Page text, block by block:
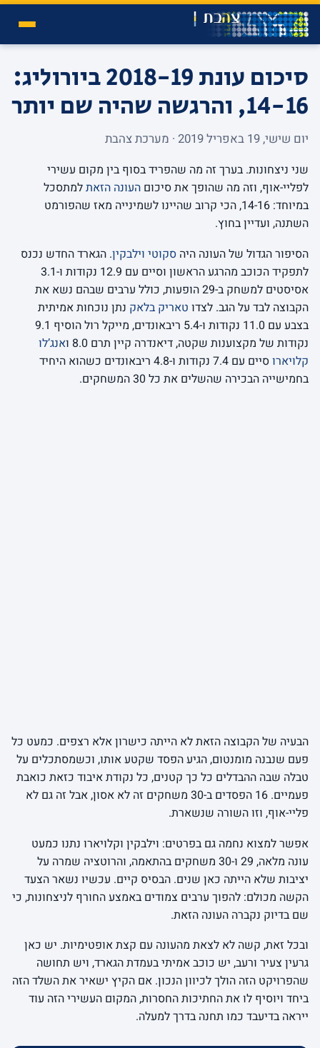
סיכום עונת 2018-19 ביורוליג:
14-16, והרגשה שהיה שם יותר
יום שישי, 19 באפריל 2019 · מערכת צהבת
שני ניצחונות. בערך זה מה שהפריד בסוף בין מקום עשירי
לפליי-אוף, וזה מה שהופך את סיכום העונה הזאתלמתסכל
במיוחד: 14-16, הכי קרוב שהיינו לשמינייה מאז שהפורמט
השתנה, ועדיין בחוץ.
הסיפור הגדול של העונה היה סקוטי וילבקין. הגארד החדש נכנס
לתפקיד הכוכב מהרגע הראשון וסיים עם 12.9 נקודות ו-3.1
אסיסטים למשחק ב-29 הופעות, כולל ערבים שבהם נשא את
הקבוצה לבד על הגב. לצדו טאריק בלאק נתן נוכחות אמיתית
בצבע עם 11.0 נקודות ו-5.4 ריבאונדים, מייקל רול הוסיף 9.1
נקודות של מקצוענות שקטה, דיאנדרה קיין תרם 8.0 ו
אנג’לו
קלויארו
סיים עם 7.4 נקודות ו-4.8 ריבאונדים כשהוא היחיד
בחמישייה הבכירה שהשלים את כל 30 המשחקים.
הבעיה של הקבוצה הזאת לא הייתה כישרון אלא רצפים. כמעט כל
פעם שנבנה מומנטום, הגיע הפסד שקטע אותו, וכשמסתכלים על
טבלה שבה ההבדלים כל כך קטנים, כל נקודת איבוד כזאת כואבת
פעמיים. 16 הפסדים ב-30 משחקים זה לא אסון, אבל זה גם לא
פליי-אוף, וזו השורה שנשארת.
אפשר למצוא נחמה גם בפרטים: וילבקין וקלויארו נתנו כמעט
עונה מלאה, 29 ו-30 משחקים בהתאמה, והרוטציה שמרה על
יציבות שלא הייתה כאן שנים. הבסיס קיים. עכשיו נשאר הצעד
הקשה מכולם: להפוך ערבים צמודים באמצע החורף לניצחונות, כי
שם בדיוק נקברה העונה הזאת.
ובכל זאת, קשה לא לצאת מהעונה עם קצת אופטימיות. יש כאן
גרעין צעיר ורעב, יש כוכב אמיתי בעמדת הגארד, ויש תחושה
שהפרויקט הזה הולך לכיוון הנכון. אם הקיץ ישאיר את השלד הזה
ביחד ויוסיף לו את החתיכות החסרות, המקום העשירי הזה עוד
ייראה בדיעבד כמו תחנה בדרך למעלה.